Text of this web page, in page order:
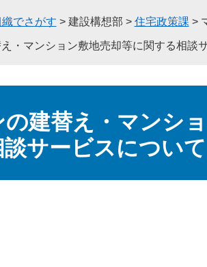
織でさがす > 建設構想部 > 住宅政策課 >
・マンション敷地売却等に関する相談
建替え・マンシ
サービスについて